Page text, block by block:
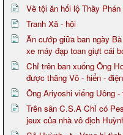
Về tội ăn hối lộ Thầy
Tranh Xã - hội
Ăn cướp giữa ban ngày
xe máy đạp toan giựt cái
Chỉ trên ban xuống Ông
được thăng Võ - hiển -
Ông Ariyoshi viếng Uông -
Trên sân C.S.A Chỉ có
jeux của nhà vô địch